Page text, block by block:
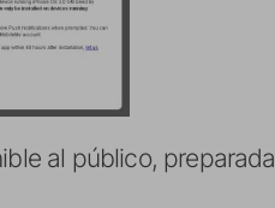
al público,